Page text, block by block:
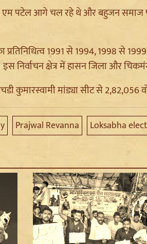
एम पटेल आगे चल रहे थे और बहुजन समाज
प्रतिनिधित्व 1991 से 1994, 1998 से
इस निर्वाचन क्षेत्र में हासन जिला और
कुमारस्वामी मांड्या सीट से 2,82,056
Prajwal Revanna Loksabha